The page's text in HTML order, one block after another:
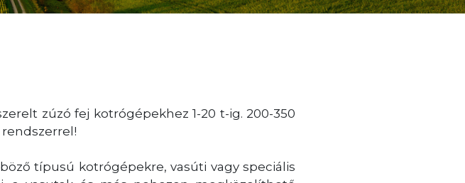
zúzó fej kotrógépekhez 1-20 t-ig. 200-350
rendszerrel!
típusú kotrógépekre, vasúti vagy speciális